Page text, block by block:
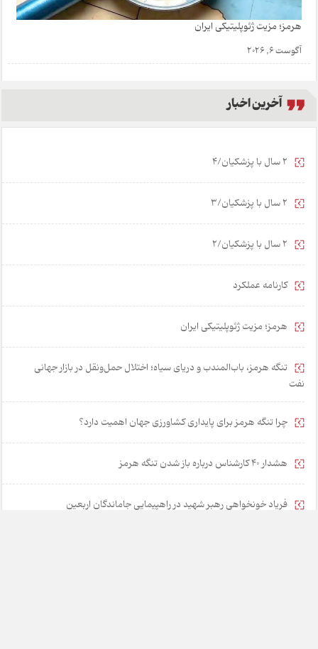
هرمز؛ مزیت ژئوپلیتیکی ایران
آگوست 6, 2026
آخرین اخبار
کارنامه عملکرد
هرمز؛ مزیت ژئوپلیتیکی ایران
تنگه هرمز، باب‌المندب و دریای سیاه؛ اختلال حمل‌ونقل در بازار جهانی
نفت
چرا تنگه هرمز برای پایداری کشاورزی جهان اهمیت دارد؟
هشدار 40 کارشناس درباره باز شدن تنگه هرمز
فریاد خونخواهی رهبر شهید در راهپیمایی جاماندگان اربعین